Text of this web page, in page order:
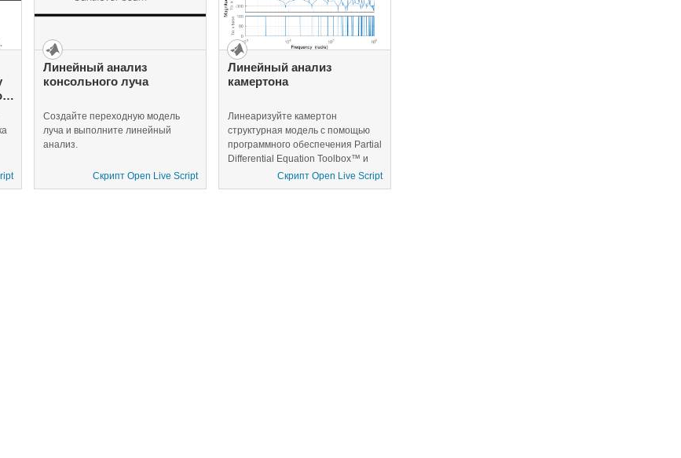
Линейный анализ
консольного луча
Создайте переходную модель
луча и выполните линейный
анализ.
Скрипт Open Live Script
Линейный анализ
камертона
Линеаризуйте камертон
структурная модель с помощью
программного обеспечения Partial
Differential Equation Toolbox™ и
выполните линейный анализ.
Скрипт Open Live Script